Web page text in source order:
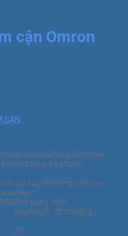
cận Omron
CẬN
chỉ mang tính tham
mà không báo trước.
sai xin hãy để thông báo cho
ơn bạn!
Tình trạng: Mới
Nguồn gốc: Chính hãng
20